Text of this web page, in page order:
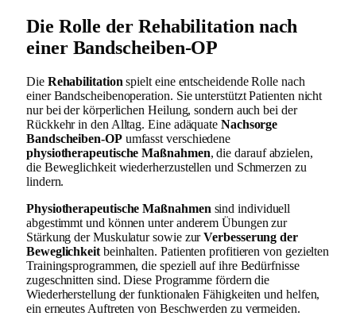
Die Rolle der Rehabilitation nach
einer Bandscheiben-OP
Die Rehabilitation spielt eine entscheidende Rolle nach
einer Bandscheibenoperation. Sie unterstützt Patienten nicht
nur bei der körperlichen Heilung, sondern auch bei der
Rückkehr in den Alltag. Eine adäquate Nachsorge
Bandscheiben-OPumfasst verschiedene
physiotherapeutische Maßnahmen, die darauf abzielen,
die Beweglichkeit wiederherzustellen und Schmerzen zu
lindern.
Physiotherapeutische Maßnahmen sind individuell
abgestimmt und können unter anderem Übungen zur
Stärkung der Muskulatur sowie zurVerbesserung der
Beweglichkeitbeinhalten. Patienten profitieren von gezielten
Trainingsprogrammen, die speziell auf ihre Bedürfnisse
zugeschnitten sind. Diese Programme fördern die
Wiederherstellung der funktionalen Fähigkeiten und helfen,
ein erneutes Auftreten von Beschwerden zu vermeiden.